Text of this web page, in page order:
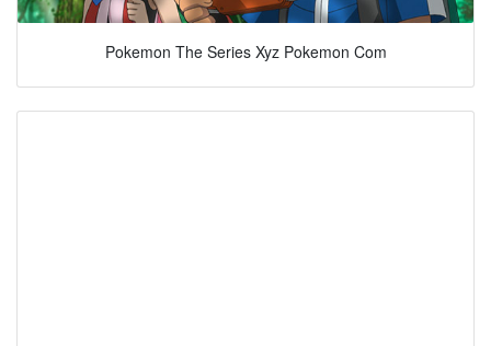
Pokemon The Series Xyz Pokemon Com